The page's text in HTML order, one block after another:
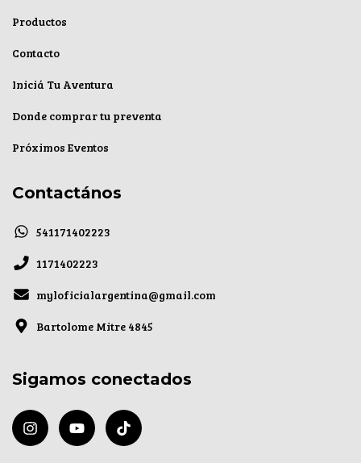
Productos
Contacto
Iniciá Tu Aventura
Donde comprar tu preventa
Próximos Eventos
Contactános
541171402223
1171402223
myloficialargentina@gmail.com
Bartolome Mitre 4845
Sigamos conectados